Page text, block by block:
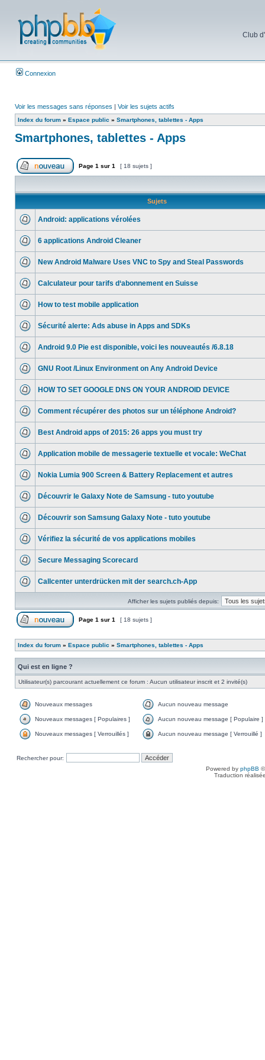
Club
Connexion
Voir les messages sans réponses | Voir les sujets actifs
Index du forum » Espace public » Smartphones, tablettes - Apps
Smartphones, tablettes - Apps
Page 1 sur 1 [ 18 sujets ]
Sujets
Android: applications vérolées
6 applications Android Cleaner
New Android Malware Uses VNC to Spy and Steal Passwords
Calculateur pour tarifs d‘abonnement en Suisse
How to test mobile application
Sécurité alerte: Ads abuse in Apps and SDKs
Android 9.0 Pie est disponible, voici les nouveautés /6.8.18
GNU Root /Linux Environment on Any Android Device
HOW TO SET GOOGLE DNS ON YOUR ANDROID DEVICE
Comment récupérer des photos sur un téléphone Android?
Best Android apps of 2015: 26 apps you must try
Application mobile de messagerie textuelle et vocale: WeChat
Nokia Lumia 900 Screen & Battery Replacement et autres
Découvrir le Galaxy Note de Samsung - tuto youtube
Découvrir son Samsung Galaxy Note - tuto youtube
Vérifiez la sécurité de vos applications mobiles
Secure Messaging Scorecard
Callcenter unterdrücken mit der search.ch-App
Afficher les sujets publiés depuis:
Page 1 sur 1 [ 18 sujets ]
Index du forum » Espace public » Smartphones, tablettes - Apps
Qui est en ligne ?
Utilisateur(s) parcourant actuellement ce forum : Aucun utilisateur inscrit et 2 invité(s)
Nouveaux messages Aucun nouveau message
Nouveaux messages [ Populaires ] Aucun nouveau message [ Populaire ]
Nouveaux messages [ Verrouillés ] Aucun nouveau message [ Verrouillé ]
Rechercher pour:
Powered by phpBB
Traduction